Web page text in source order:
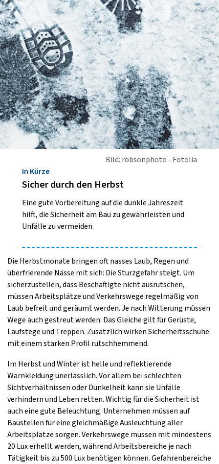
Bild: robsonphoto - Fotolia
In Kürze
Sicher durch den Herbst
Eine gute Vorbereitung auf die dunkle Jahreszeit
hilft, die Sicherheit am Bau zu gewährleisten und
Unfälle zu vermeiden.
Die Herbstmonate bringen oft nasses Laub, Regen und
überfrierende Nässe mit sich: Die Sturzgefahr steigt. Um
sicherzustellen, dass Beschäftigte nicht ausrutschen,
müssen Arbeitsplätze und Verkehrswege regelmäßig von
Laub befreit und geräumt werden. Je nach Witterung müssen
Wege auch gestreut werden. Das Gleiche gilt für Gerüste,
Laufstege und Treppen. Zusätzlich wirken Sicherheitsschuhe
mit einem starken Profil rutschhemmend.
Im Herbst und Winter ist helle und reflektierende
Warnkleidung unerlässlich. Vor allem bei schlechten
Sichtverhältnissen oder Dunkelheit kann sie Unfälle
verhindern und Leben retten. Wichtig für die Sicherheit ist
auch eine gute Beleuchtung. Unternehmen müssen auf
Baustellen für eine gleichmäßige Ausleuchtung aller
Arbeitsplätze sorgen. Verkehrswege müssen mit mindestens
20 Lux erhellt werden, während Arbeitsbereiche je nach
Tätigkeit bis zu 500 Lux benötigen können. Gefahrenbereiche